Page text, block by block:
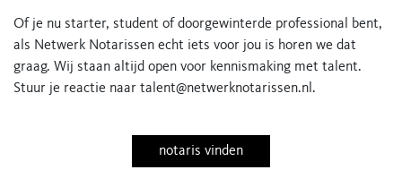
Of je nu starter, student of doorgewinterde professional bent,
als Netwerk Notarissen echt iets voor jou is horen we dat
graag. Wij staan altijd open voor kennismaking met talent.
Stuur je reactie naar talent@netwerknotarissen.nl .
notaris vinden